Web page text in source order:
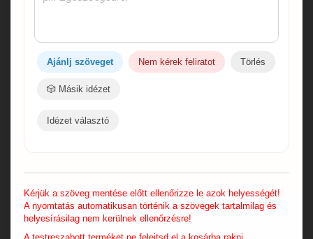
Ajánlj szöveget Nem kérek feliratot Törlés
🎲 Másik idézet
Idézet választó
Kérjük a szöveg mentése előtt ellenőrizze le azok helyességét!
A nyomtatás automatikusan történik a szövegek tartalmilag és
helyesírásilag nem kerülnek ellenőrzésre!